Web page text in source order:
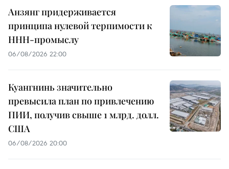
Анзянг придерживается
принципа нулевой терпимости к
ННН-промыслу
06/08/2026 22:00
Куангнинь значительно
превысила план по привлечению
ПИИ, получив свыше 1 млрд. долл.
США
06/08/2026 20:00